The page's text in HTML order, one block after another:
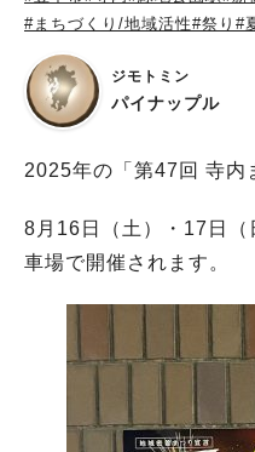
#まちづくり/地域活性#祭り #
ジモトミン
パイナップル
2025年の「第47回 寺内
8月16日（土）・17日（
車場で開催されます。